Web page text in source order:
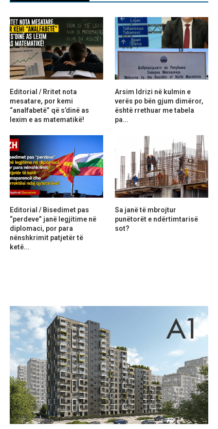
Editorial / Rritet nota
mesatare, por kemi
“analfabetë” që s’dinë as
lexim e as matematikë!
Arsim Idrizi në kulmin e
verës po bën gjum dimëror,
është rrethuar me tabela
pa...
Editorial / Bisedimet pas
“perdeve” janë legjitime në
diplomaci, por para
nënshkrimit patjetër të
ketë...
Sa janë të mbrojtur
punëtorët e ndërtimtarisë
sot?